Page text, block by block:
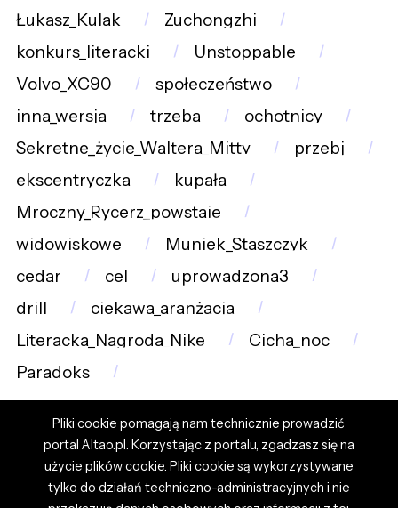
Łukasz_Kulak
Zuchongzhi
konkurs_literacki
Unstoppable
Volvo_XC90
społeczeństwo
inna_wersja
trzeba
ochotnicy
Sekretne_życie_Waltera_Mitty
przebj
ekscentryczka
kupała
Mroczny_Rycerz_powstaje
widowiskowe
Muniek_Staszczyk
cedar
cel
uprowadzona3
drill
ciekawa_aranżacja
Literacka_Nagroda_Nike
Cicha_noc
Paradoks
Pliki cookie pomagają nam technicznie prowadzić
portal Altao.pl. Korzystając z portalu, zgadzasz się na
użycie plików cookie. Pliki cookie są wykorzystywane
tylko do działań techniczno-administracyjnych i nie